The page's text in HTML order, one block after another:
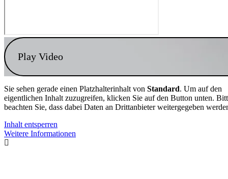
Play Video
Sie sehen gerade einen Platzhalterinhalt von Standard. Um auf den
eigentlichen Inhalt zuzugreifen, klicken Sie auf den Button unten.
beachten Sie, dass dabei Daten an Drittanbieter weitergegeben
Inhalt entsperren
Weitere Informationen